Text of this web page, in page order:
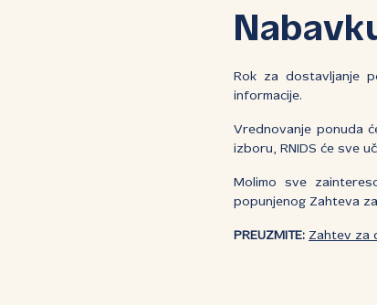
Rok za dostavljanje
informacije.
Vrednovanje ponuda
izboru, RNIDS će sve
Molimo sve
popunjenog Zahteva
PREUZMITE: Zahtev za